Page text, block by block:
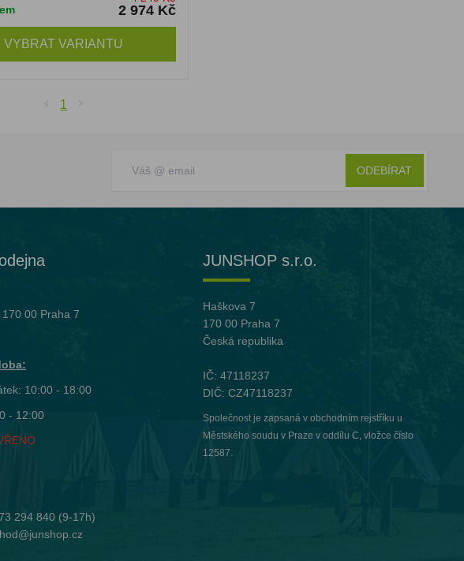
2 974 Kč
VYBRAT VARIANTU
1
ODEBÍRAT
00 Praha 7
10:00 - 18:00
- 12:00
294 840(9-17h)
JUNSHOP s.r.o.
Haškova 7
170 00 Praha 7
Česká republika
IČ: 47118237
DIČ: CZ47118237
Společnost je zapsaná v obchodním rejstříku u
Městského soudu v Praze v oddílu C, vložce číslo
12587.